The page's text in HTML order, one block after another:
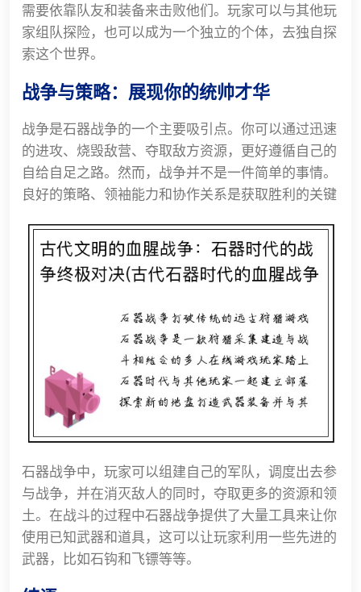
需要依靠队友和装备来击败他们。玩家可以与其他玩
家组队探险，也可以成为一个独立的个体，去独自探
索这个世界。
战争与策略：展现你的统帅才华
战争是石器战争的一个主要吸引点。你可以通过迅速
的进攻、烧毁敌营、夺取敌方资源，更好遵循自己的
自给自足之路。然而，战争并不是一件简单的事情。
良好的策略、领袖能力和协作关系是获取胜利的关键
石器战争中，玩家可以组建自己的军队，调度出去参
与战争，并在消灭敌人的同时，夺取更多的资源和领
土。在战斗的过程中石器战争提供了大量工具来让你
使用已知武器和道具，这可以让玩家利用一些先进的
武器，比如石钩和飞镖等等。